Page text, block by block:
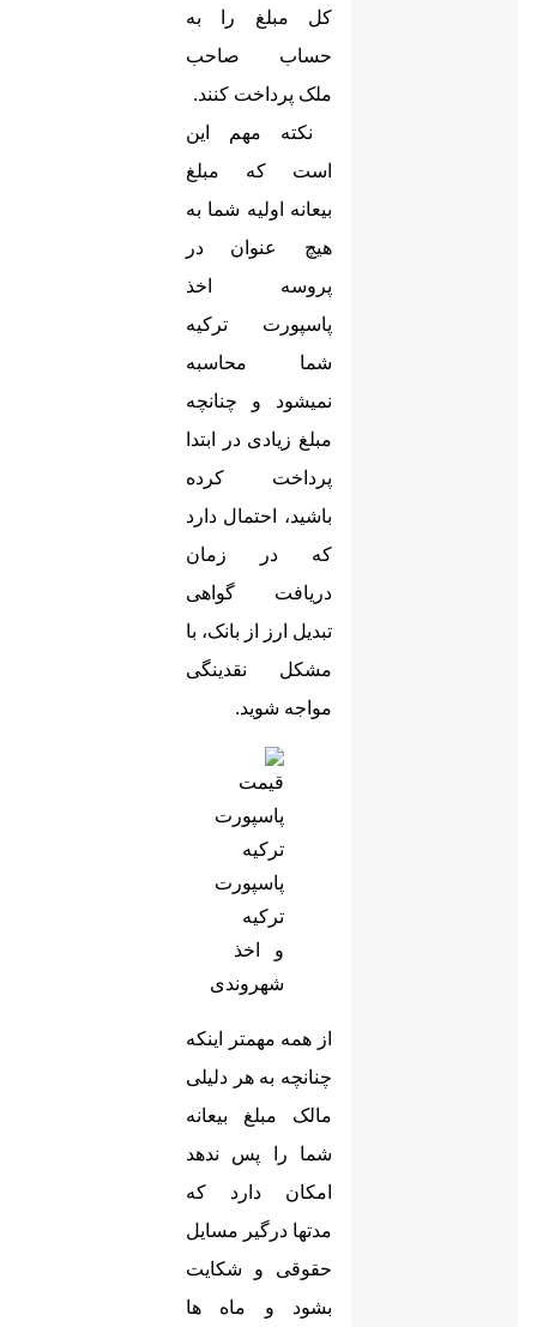
کل مبلغ را به
حساب صاحب
ملک پرداخت کنند.
نکته مهم این
است که مبلغ
بیعانه اولیه شما به
هیچ عنوان در
پروسه اخذ
پاسپورت ترکیه
شما محاسبه
نمیشود و چنانچه
مبلغ زیادی در ابتدا
پرداخت کرده
باشید، احتمال دارد
که در زمان
دریافت گواهی
تبدیل ارز از بانک، با
مشکل نقدینگی
مواجه شوید.
پاسپورت
ترکیه
و اخذ
شهروندی
از همه مهمتر اینکه
چنانچه به هر دلیلی
مالک مبلغ بیعانه
شما را پس ندهد
امکان دارد که
مدتها درگیر مسایل
حقوقی و شکایت
بشود و ماه ها